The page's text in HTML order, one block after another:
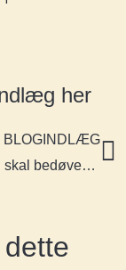
her
Når dit barn skal bedøves i forbindelse med operation